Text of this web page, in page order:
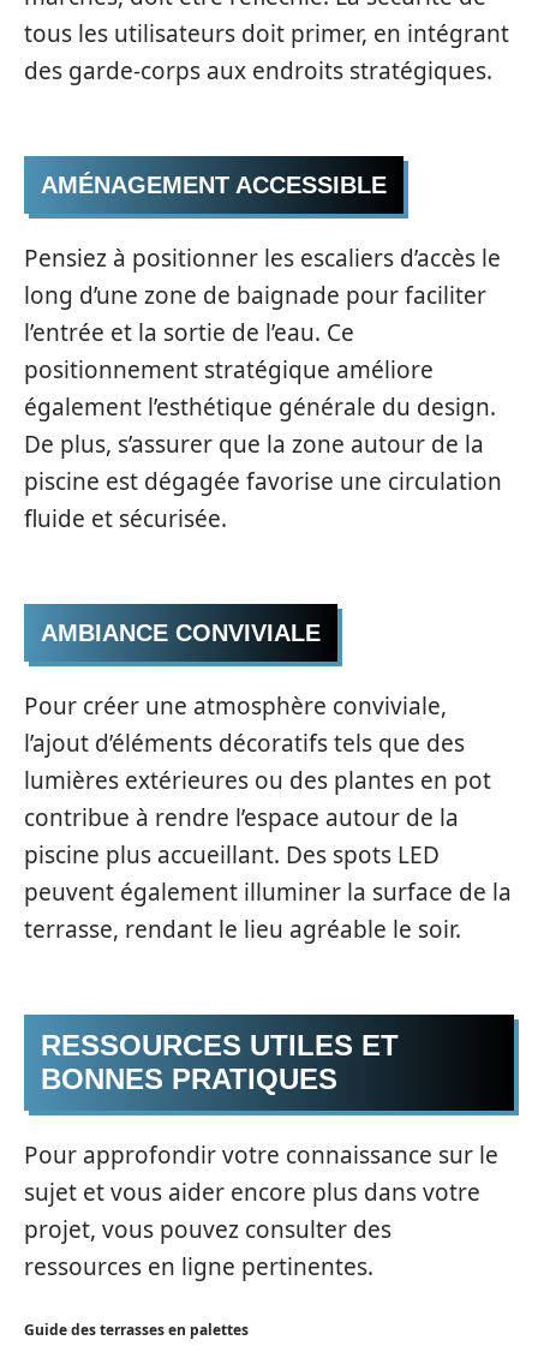
tous les utilisateurs doit primer, en intégrant
des garde-corps aux endroits stratégiques.
AMÉNAGEMENT ACCESSIBLE
Pensiez à positionner les escaliers d’accès le
long d’une zone de baignade pour faciliter
l’entrée et la sortie de l’eau. Ce
positionnement stratégique améliore
également l’esthétique générale du design.
De plus, s’assurer que la zone autour de la
piscine est dégagée favorise une circulation
fluide et sécurisée.
AMBIANCE CONVIVIALE
Pour créer une atmosphère conviviale,
l’ajout d’éléments décoratifs tels que des
lumières extérieures ou des plantes en pot
contribue à rendre l’espace autour de la
piscine plus accueillant. Des spots LED
peuvent également illuminer la surface de la
terrasse, rendant le lieu agréable le soir.
RESSOURCES UTILES ET
BONNES PRATIQUES
Pour approfondir votre connaissance sur le
sujet et vous aider encore plus dans votre
projet, vous pouvez consulter des
ressources en ligne pertinentes.
Guide des terrasses en palettes